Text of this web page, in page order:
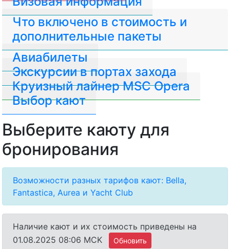
Авиабилеты
Что включено в стоимость и
дополнительные пакеты
Экскурсии в портах захода
Круизный лайнер MSC Opera
Выбор кают
Выберите каюту для
бронирования
Возможности разных тарифов кают: Bella,
Fantastica, Aurea и Yacht Club
Наличие кают и их стоимость приведены на
01.08.2025 08:06 MCK
Обновить